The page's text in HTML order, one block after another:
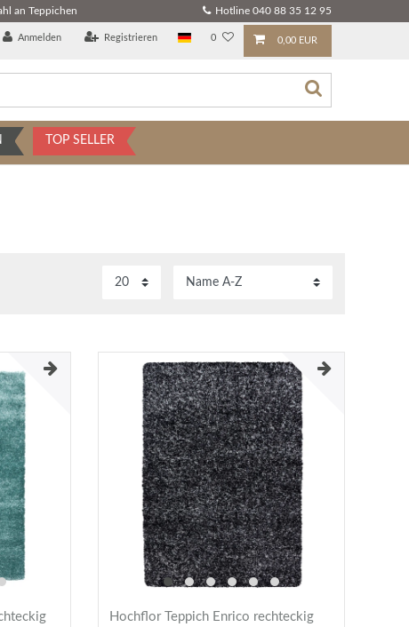
an Teppichen Hotline 040 88 35 12 95
Anmelden Registrieren 0 0,00 EUR
TOP SELLER
Hochflor Teppich Enrico rechteckig